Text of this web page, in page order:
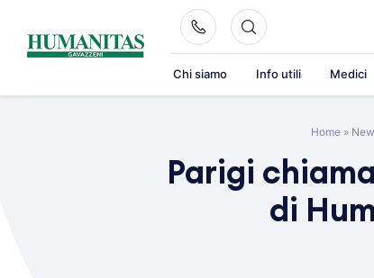
content
Chi siamo Info utili Medici
Home »
Parigi
di